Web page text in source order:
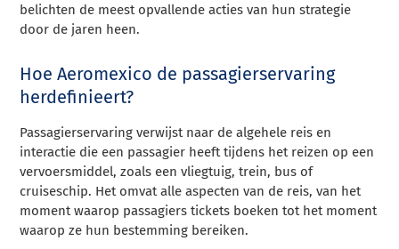
belichten de meest opvallende acties van hun strategie
door de jaren heen.
Hoe Aeromexico de passagierservaring
herdefinieert?
Passagierservaring verwijst naar de algehele reis en
interactie die een passagier heeft tijdens het reizen op een
vervoersmiddel, zoals een vliegtuig, trein, bus of
cruiseschip. Het omvat alle aspecten van de reis, van het
moment waarop passagiers tickets boeken tot het moment
waarop ze hun bestemming bereiken.